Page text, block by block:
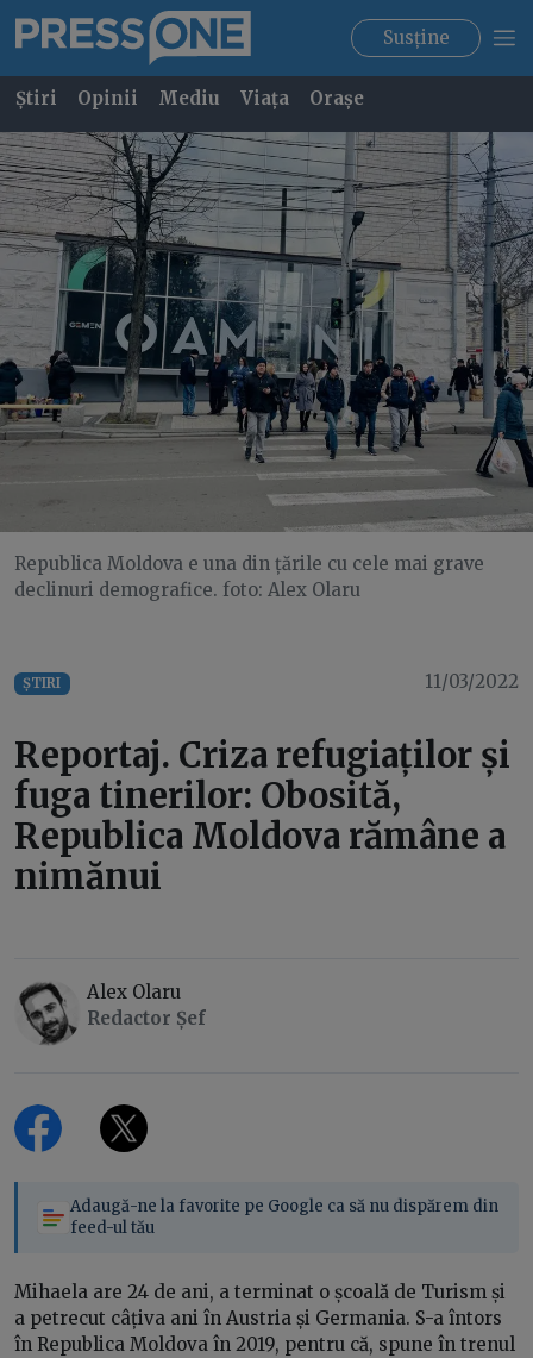
Susține
Știri Opinii Mediu Viața Orașe
Republica Moldova e una din țările cu cele mai grave
declinuri demografice. foto: Alex Olaru
ȘTIRI 11/03/2022
Reportaj. Criza refugiaților și
fuga tinerilor: Obosită,
Republica Moldova rămâne a
nimănui
Alex Olaru
Redactor Șef
Adaugă-ne la favorite pe Google ca să nu dispărem din
feed-ul tău
Mihaela are 24 de ani, a terminat o școală de Turism și
a petrecut câțiva ani în Austria și Germania. S-a întors
în Republica Moldova în 2019, pentru că, spune în trenul